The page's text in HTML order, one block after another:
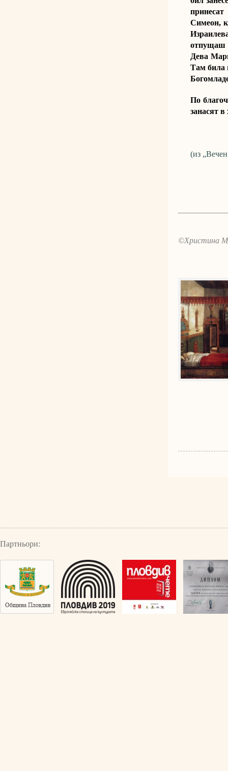
Симеон,
отпущаш
Дева
Там била
По
занасят в
(из
©Христина
Партньори: